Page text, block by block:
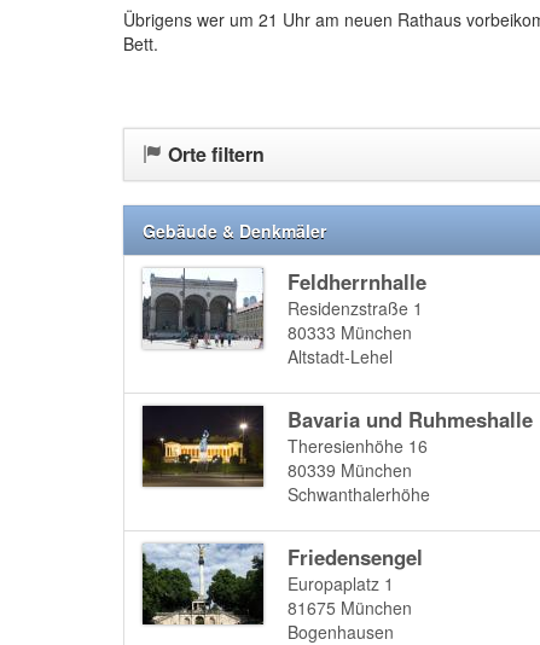
Übrigens wer um 21 Uhr am neuen Rathaus
Bett.
Orte filtern
Gebäude & Denkmäler
Feldherrnhalle
Residenzstraße 1
80333 München
Altstadt-Lehel
Bavaria und Ruhmeshalle
Theresienhöhe 16
80339 München
Schwanthalerhöhe
Friedensengel
Europaplatz 1
81675 München
Bogenhausen